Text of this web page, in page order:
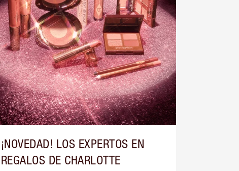
¡NOVEDAD! LOS EXPERTOS EN
REGALOS DE CHARLOTTE